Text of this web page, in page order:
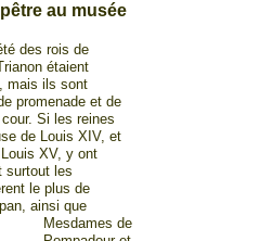
au musée
des rois de
étaient
mais ils sont
promenade et de
Si les reines
de Louis XIV, et
XV, y ont
surtout les
le plus de
ainsi que
Mesdames de